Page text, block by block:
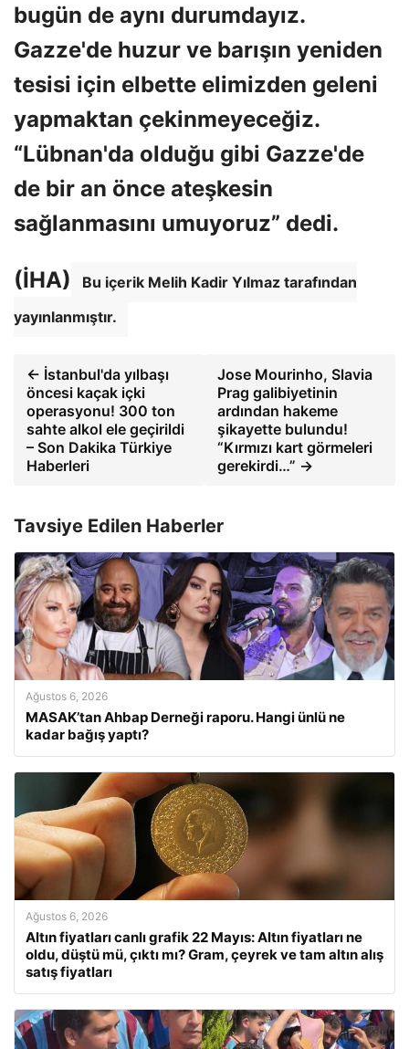
bugün de aynı durumdayız.
Gazze'de huzur ve barışın yeniden
tesisi için elbette elimizden geleni
yapmaktan çekinmeyeceğiz.
“Lübnan'da olduğu gibi Gazze'de
de bir an önce ateşkesin
sağlanmasını umuyoruz” dedi.
(İHA)
Bu içerik Melih Kadir Yılmaz tarafından
yayınlanmıştır.
← İstanbul'da yılbaşı
öncesi kaçak içki
operasyonu! 300 ton
sahte alkol ele geçirildi
– Son Dakika Türkiye
Haberleri
Jose Mourinho, Slavia
Prag galibiyetinin
ardından hakeme
şikayette bulundu!
“Kırmızı kart görmeleri
gerekirdi…” →
Tavsiye Edilen Haberler
Ağustos 6, 2026
MASAK’tan Ahbap Derneği raporu. Hangi ünlü ne
kadar bağış yaptı?
Ağustos 6, 2026
Altın fiyatları canlı grafik 22 Mayıs: Altın fiyatları ne
oldu, düştü mü, çıktı mı? Gram, çeyrek ve tam altın alış
satış fiyatları